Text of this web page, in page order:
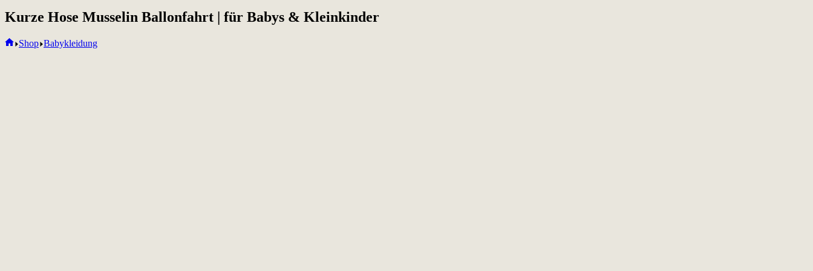
Kurze Hose Musselin Ballonfahrt | für Babys & Kleinkinder
Home
Shop Babykleidung